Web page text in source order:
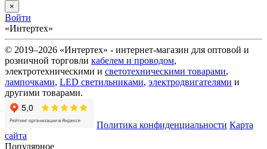
×
Войти
«Интертех»
© 2019–2026 «Интертех» - интернет-магазин для оптовой и
розничной торговли кабелем и проводом,
электротехническими и светотехническими товарами,
лампочками, LED светильниками, электродвигателями и
другими товарами.
Политика конфиденциальности Карта
сайта
Популярное